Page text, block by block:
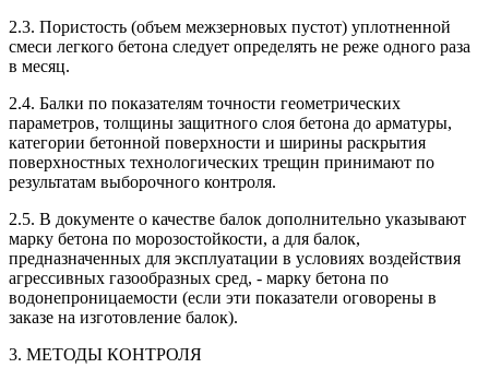
2.3. Пористость (объем межзерновых пустот) уплотненной
смеси легкого бетона следует определять не реже одного раза
в месяц.
2.4. Балки по показателям точности геометрических
параметров, толщины защитного слоя бетона до арматуры,
категории бетонной поверхности и ширины раскрытия
поверхностных технологических трещин принимают по
результатам выборочного контроля.
2.5. В документе о качестве балок дополнительно указывают
марку бетона по морозостойкости, а для балок,
предназначенных для эксплуатации в условиях воздействия
агрессивных газообразных сред, - марку бетона по
водонепроницаемости (если эти показатели оговорены в
заказе на изготовление балок).
3. МЕТОДЫ КОНТРОЛЯ